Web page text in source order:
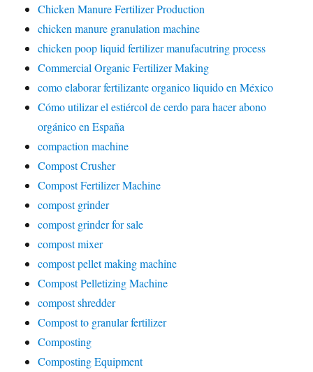
Chicken Manure Fertilizer Production
chicken manure granulation machine
chicken poop liquid fertilizer manufacutring process
Commercial Organic Fertilizer Making
como elaborar fertilizante organico liquido en México
Cómo utilizar el estiércol de cerdo para hacer abono
orgánico en España
compaction machine
Compost Crusher
Compost Fertilizer Machine
compost grinder
compost grinder for sale
compost mixer
compost pellet making machine
Compost Pelletizing Machine
compost shredder
Compost to granular fertilizer
Composting
Composting Equipment